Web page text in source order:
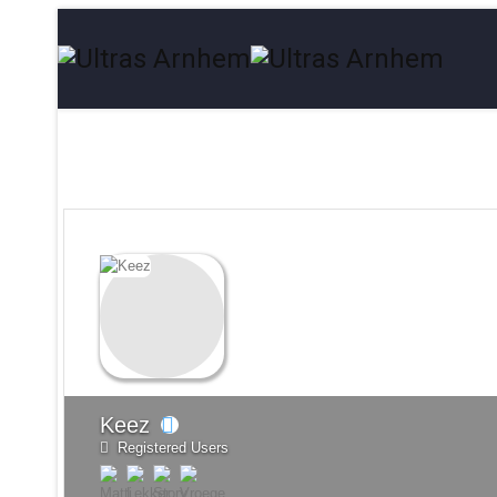
Keez
Registered Users